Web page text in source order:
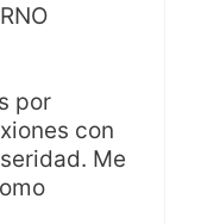
por
con
Me